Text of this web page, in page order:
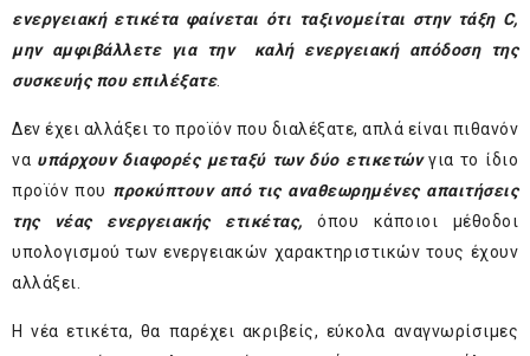
ενεργειακή ετικέτα φαίνεται ότι ταξινομείται στην τάξη C,
μην αμφιβάλλετε για την καλή ενεργειακή απόδοση της
συσκευής που επιλέξατε.
Δεν έχει αλλάξει το προϊόν που διαλέξατε, απλά είναι πιθανόν
να υπάρχουν διαφορές μεταξύ των δύο ετικετώνγια το ίδιο
προϊόν που προκύπτουν από τις αναθεωρημένες απαιτήσεις
της νέας ενεργειακής ετικέτας, όπου κάποιοι μέθοδοι
υπολογισμού των ενεργειακών χαρακτηριστικών τους έχουν
αλλάξει.
Η νέα ετικέτα, θα παρέχει ακριβείς, εύκολα αναγνωρίσιμες